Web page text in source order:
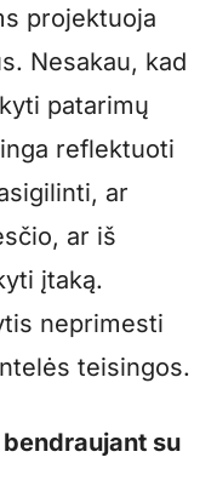
projektuoja
Nesakau, kad
patarimų
reflektuoti
ar
ar iš
įtaką.
neprimesti
teisingos.
su